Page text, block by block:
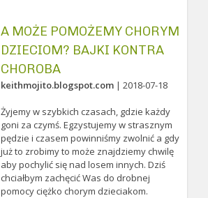
A MOŻE POMOŻEMY CHORYM
DZIECIOM? BAJKI KONTRA
CHOROBA
keithmojito.blogspot.com| 2018-07-18
Żyjemy w szybkich czasach, gdzie każdy
goni za czymś. Egzystujemy w strasznym
pędzie i czasem powinniśmy zwolnić a gdy
już to zrobimy to może znajdziemy chwilę
aby pochylić się nad losem innych. Dziś
chciałbym zachęcić Was do drobnej
pomocy ciężko chorym dzieciakom.